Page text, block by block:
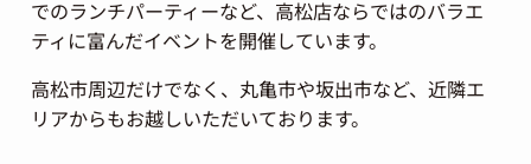
でのランチパーティーなど、高松店ならではのバラエ
ティに富んだイベントを開催しています。
高松市周辺だけでなく、丸亀市や坂出市など、近隣エ
リアからもお越しいただいております。